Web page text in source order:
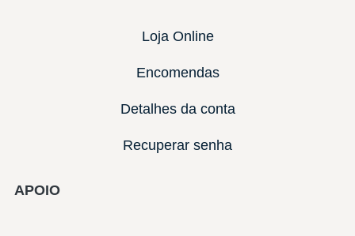
Loja Online
Encomendas
Detalhes da conta
Recuperar senha
APOIO